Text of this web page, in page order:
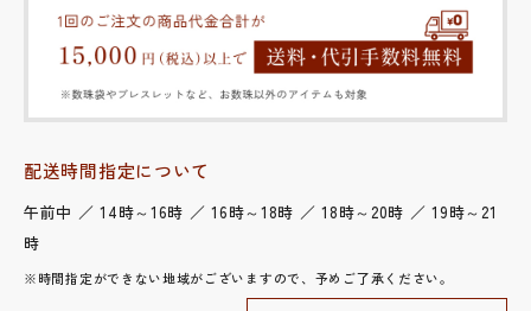
配送時間指定について
午前中 ／ 14時～16時 ／ 16時～18時 ／ 18時～20時 ／ 19時～21
時
※時間指定ができない地域がございますので、予めご了承ください。